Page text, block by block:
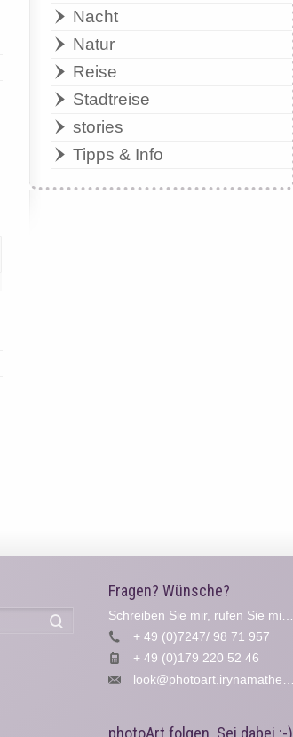
Nacht
Natur
Reise
Stadtreise
stories
Tipps & Info
Fragen? Wünsche?
+ 49 (0)7247/ 98 71 957
+ 49 (0)179 220 52 46
look@photoart.irynamathes.de
photoArt folgen. Sei dabei :-)